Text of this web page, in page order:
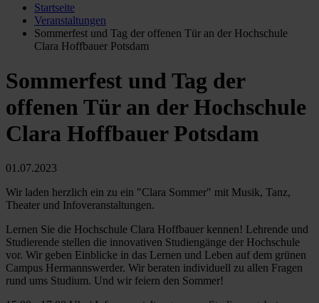
Startseite
Veranstaltungen
Sommerfest und Tag der offenen Tür an der Hochschule
Clara Hoffbauer Potsdam
Sommerfest und Tag der
offenen Tür an der Hochschule
Clara Hoffbauer Potsdam
01.07.2023
Wir laden herzlich ein zu ein "Clara Sommer" mit Musik, Tanz,
Theater und Infoveranstaltungen.
Lernen Sie die Hochschule Clara Hoffbauer kennen! Lehrende und
Studierende stellen die innovativen Studiengänge der Hochschule
vor. Wir geben Einblicke in das Lernen und Leben auf dem grünen
Campus Hermannswerder. Wir beraten individuell zu allen Fragen
rund ums Studium. Und wir feiern den Sommer!